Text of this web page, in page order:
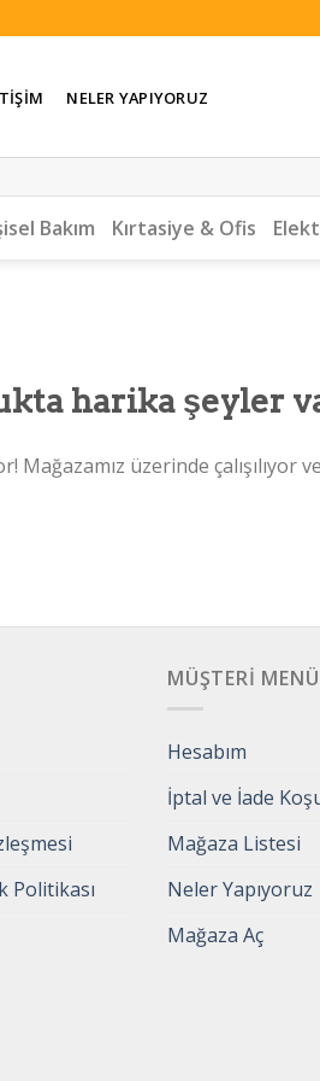
NELER YAPIYORUZ
Bakım Kırtasiye & Ofis
harika şeyler
Mağazamız üzerinde çalışılıyor
Politikası
MÜŞTERI
Hesabım
İptal ve İade
Mağaza Listesi
Neler Yapıyoruz
Mağaza Aç